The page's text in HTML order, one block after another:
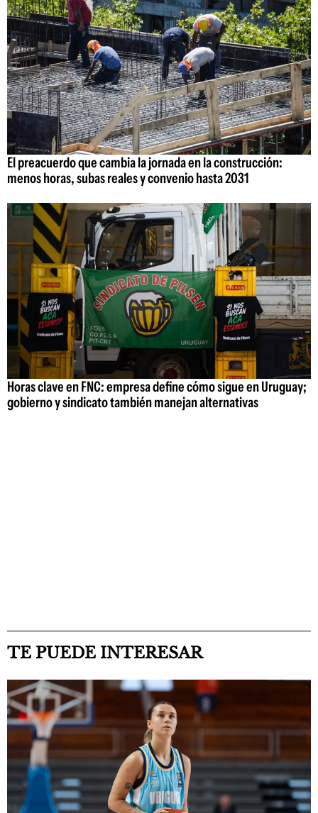
El preacuerdo que cambia la jornada en la construcción:
menos horas, subas reales y convenio hasta 2031
Horas clave en FNC: empresa define cómo sigue en Uruguay;
gobierno y sindicato también manejan alternativas
TE PUEDE INTERESAR